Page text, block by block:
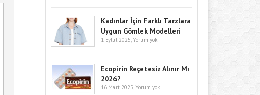
Kadınlar İçin Farklı Tarzlara
Uygun Gömlek Modelleri
1 Eylül 2025, Yorum yok
Ecopirin Reçetesiz Alınır Mı
2026?
16 Mart 2025, Yorum yok